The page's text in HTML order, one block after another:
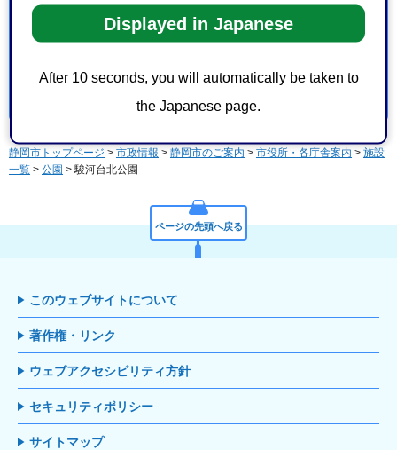
Displayed in Japanese
After 10 seconds, you will automatically be taken to
the Japanese page.
3：見つけにくかった
静岡市トップページ > 市政情報 > 静岡市のご案内 > 市役所・各庁舎案内 > 施設
一覧 > 公園 > 駿河台北公園
ページの先頭へ戻る
このウェブサイトについて
著作権・リンク
ウェブアクセシビリティ方針
セキュリティポリシー
サイトマップ